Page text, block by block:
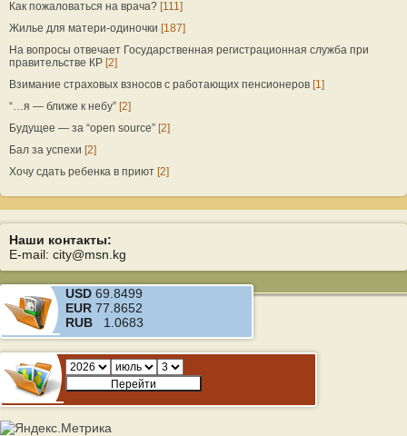
Как пожаловаться на врача? [111]
Жилье для матери-одиночки [187]
На вопросы отвечает Государственная регистрационная служба при
правительстве КР [2]
Взимание страховых взносов с работающих пенсионеров [1]
“…я — ближе к небу” [2]
Будущее — за “open source” [2]
Бал за успехи [2]
Хочу сдать ребенка в приют [2]
Наши контакты:
E-mail: city@msn.kg
USD 69.8499
EUR 77.8652
RUB 1.0683